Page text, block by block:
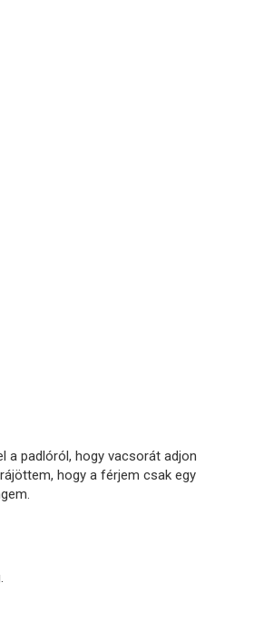
a padlóról, hogy vacsorát adjon
hogy a férjem csak egy